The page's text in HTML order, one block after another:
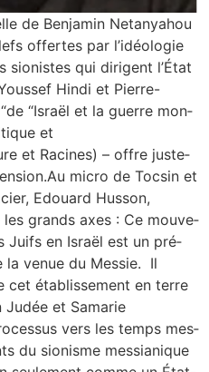
de Benjamin Netanyahou
offertes par l’i­déo­lo­gie
sio­nistes qui dirigent l’État
Hindi et Pierre-​​
“Israël et la guerre mon­
et
et Racines) – offre jus­te­
micro de Tocsin et
Edouard Husson,
grands axes : Ce mou­ve­
Juifs en Israël est un pré­
la venue du Messie. Il
cet éta­blis­se­ment en terre
Judée et Samarie
vers les temps mes­
du sio­nisme mes­sia­nique